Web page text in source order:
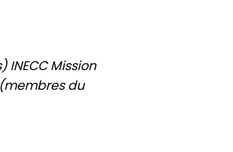
Mission
du